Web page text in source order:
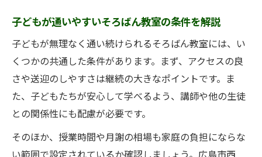
子どもが通いやすいそろばん教室の条件を解説
子どもが無理なく通い続けられるそろばん教室には、い
くつかの共通した条件があります。まず、アクセスの良
さや送迎のしやすさは継続の大きなポイントです。ま
た、子どもたちが安心して学べるよう、講師や他の生徒
との関係性にも配慮が必要です。
そのほか、授業時間や月謝の相場も家庭の負担にならな